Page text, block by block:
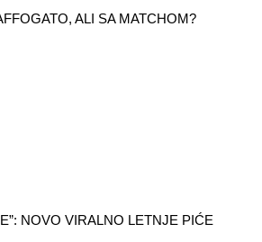
ALI SA MATCHOM?
NOVO VIRALNO LETNJE PIĆE